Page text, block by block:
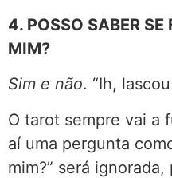
4. POSSO SABER
MIM?
Sim e não. “Ih,
O tarot sempre vai a
aí uma pergunta
mim?” será